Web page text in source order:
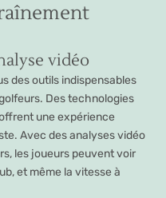
vidéo
des outils indispensables
Des technologies
une expérience
Avec des analyses vidéo
les joueurs peuvent voir
et même la vitesse à